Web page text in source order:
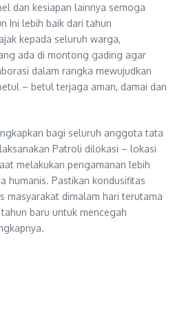
dan kesiapan lainnya semoga
Ini lebih baik dari tahun
kepada seluruh warga,
ada di montong gading agar
dalam rangka mewujudkan
– betul terjaga aman, damai dan
bagi seluruh anggota tata
Patroli dilokasi – lokasi
melakukan pengamanan lebih
humanis. Pastikan kondusifitas
masyarakat dimalam hari terutama
baru untuk mencegah